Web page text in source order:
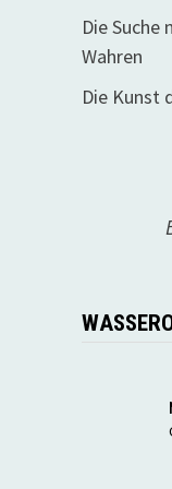
Die Suche
Wahren
Die Kunst